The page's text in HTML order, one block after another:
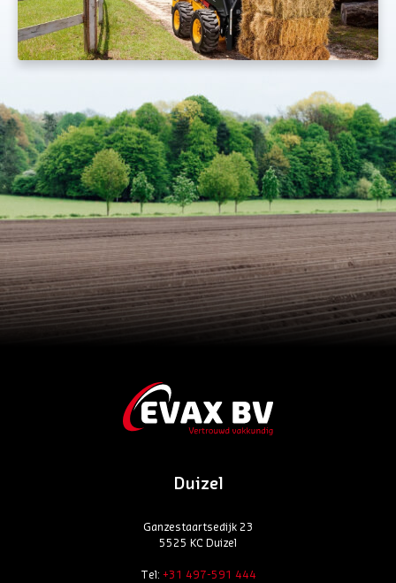
Duizel
Ganzestaartsedijk 23
5525 KC Duizel
Tel: +31 497-591 444